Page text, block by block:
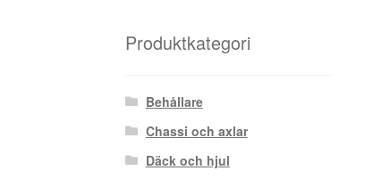
Produktkategori
Behållare
Chassi och axlar
Däck och hjul